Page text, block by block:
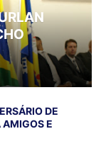
DE
AMIGOS E